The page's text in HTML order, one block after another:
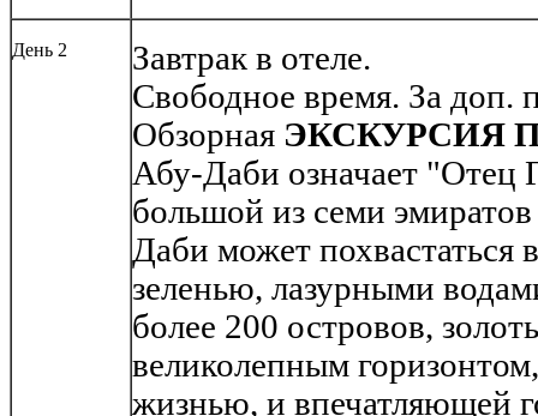
День 2
Завтрак в отеле.
Свободное время. За доп.
Обзорная ЭКСКУРСИЯ
Абу-Даби означает "Отец
большой из семи
Даби может похвастаться
зеленью, лазурными
более 200 островов,
великолепным
жизнью, и впечатляющей